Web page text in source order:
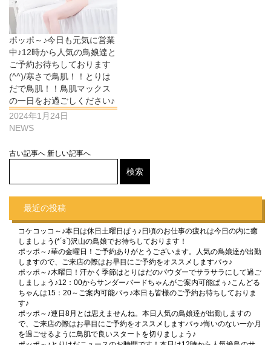
ポッポ～♪今日も元気に営業
中♪12時から人気の鳥娘達と
ご予約お待ちしております
(^^)/寒さで鳥肌！！とりは
だで鳥肌！！鳥肌マックス
の一日をお過ごしください♪
2024年1月24日
NEWS
古い記事へ 新しい記事へ
最近の投稿
コケコッコ～♪本日は休日土曜日ぱぅ♪日頃のお仕事の疲れは今日の内に癒
しましょう(*´з`)沢山の鳥娘でお待ちしております！
ポッポ～♪華の金曜日！ご予約ありがとうございます。人気の鳥娘達が出勤
しますので、ご来店の際はお早目にご予約をオススメしますパゥ♪
ポッポ～♪木曜日！汗かく季節はとりはだのパウダーでサラサラにして過ご
しましょう♪12：00からサンダーバードちゃんがご案内可能ぱぅ♪こんどる
ちゃんは15：20～ご案内可能パゥ♪本日も皆様のご予約お待ちしておりま
す♪
ポッポ～♪連日8月とは思えませんね。本日人気の鳥娘達が出勤しますの
で、ご来店の際はお早目にご予約をオススメしますパゥ♪悔いのない一か月
を過ごせるように鳥肌で良いスタートを切りましょう♪